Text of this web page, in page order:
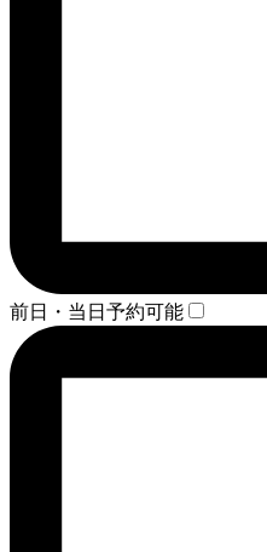
前日・当日予約可能